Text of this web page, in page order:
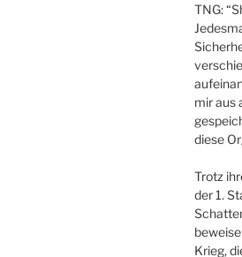
TNG:
mir aus
diese
Trotz
der 1.
Krieg,